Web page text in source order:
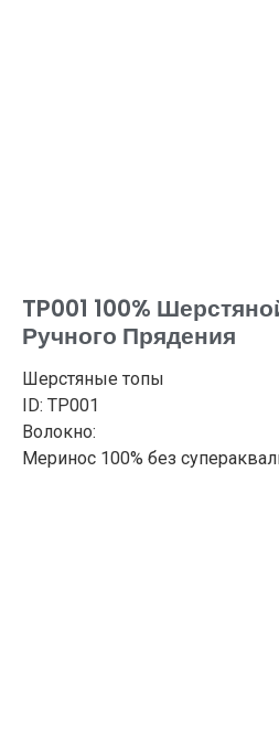
TP001 100%
Ручного Прядения
Шерстяные топы
ID: TP001
Волокно:
Меринос 100% без